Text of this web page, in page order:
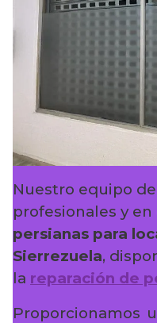
Nuestro equipo
profesionales y
persianas para
Sierrezuela,
la reparación de
Proporcionamos